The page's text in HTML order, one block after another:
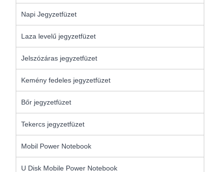
Napi Jegyzetfüzet
Laza levelű jegyzetfüzet
Jelszózáras jegyzetfüzet
Kemény fedeles jegyzetfüzet
Bőr jegyzetfüzet
Tekercs jegyzetfüzet
Mobil Power Notebook
U Disk Mobile Power Notebook